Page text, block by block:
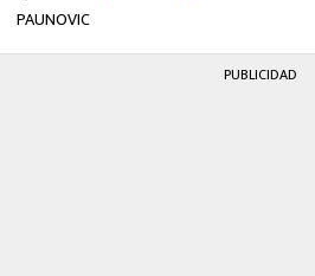
PAUNOVIC
PUBLICIDAD